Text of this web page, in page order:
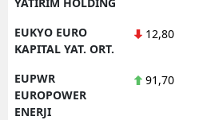
EUKYO EURO
KAPITAL YAT. ORT.
12,80
EUPWR
EUROPOWER
ENERJI
91,70